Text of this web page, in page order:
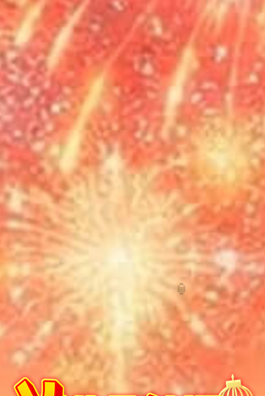
Yulgang Young Luck จอมยุทธดวงดี มั่งมีรับตรุษจีน - เกมโยวกังออนไลน์